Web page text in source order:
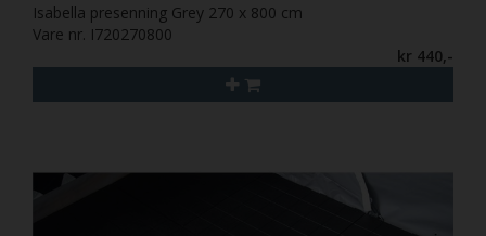
Isabella presenning Grey 270 x 800 cm
Vare nr. I720270800
kr 440,-